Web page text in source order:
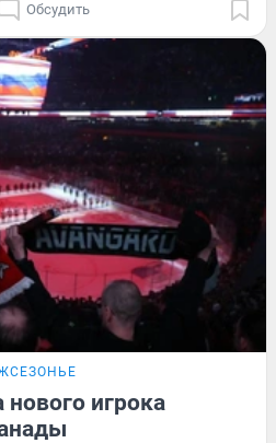
Обсудить
нового игрока